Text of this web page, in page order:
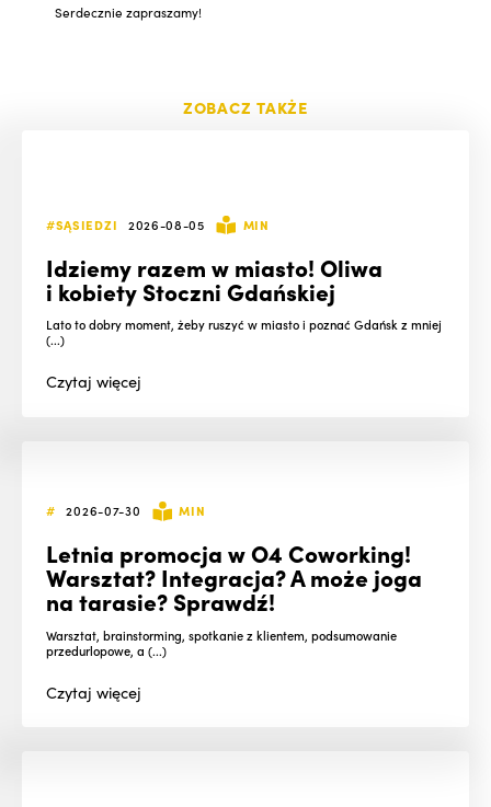
Serdecznie zapraszamy!
ZOBACZ TAKŻE
#SĄSIEDZI 2026-08-05 MIN
Idziemy razem w miasto! Oliwa
i kobiety Stoczni Gdańskiej
Lato to dobry moment, żeby ruszyć w miasto i poznać Gdańsk z mniej
(...)
Czytajwięcej
# 2026-07-30 MIN
Letnia promocja w O4 Coworking!
Warsztat? Integracja? A może joga
na tarasie? Sprawdź!
Warsztat, brainstorming, spotkanie z klientem, podsumowanie
przedurlopowe, a (...)
Czytajwięcej